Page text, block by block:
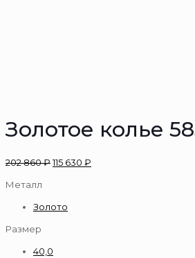
Золотое колье
202 860₽115 630 ₽
Металл
Золото
Размер
40,0